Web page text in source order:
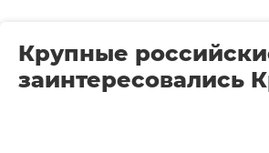
Крупные
заинтересовались